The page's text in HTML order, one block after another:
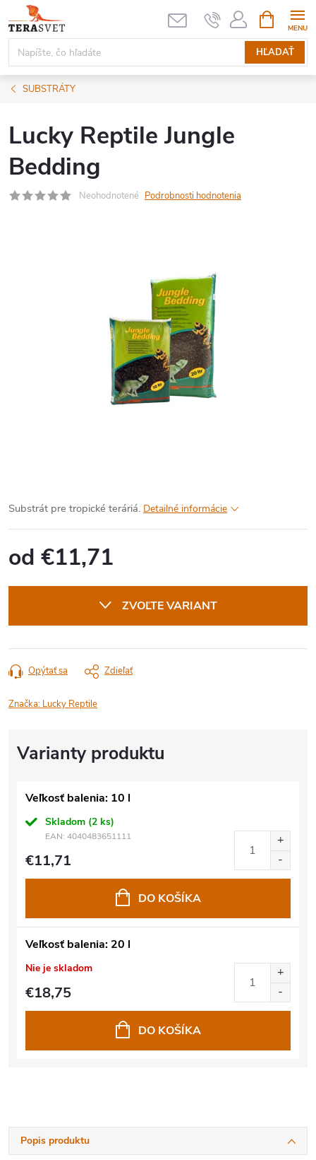
na
obsah
HĽADAŤ
KOŠÍK
SUBSTRÁTY
Lucky Reptile Jungle
Bedding
Neohodnotené Podrobnosti hodnotenia
Substrát pre tropické teráriá. Detailné informácie
od €11,71
ZVOĽTE VARIANT
Opýtať sa Zdieľať
Značka: Lucky Reptile
Veľkosť balenia: 10 l
Skladom (2 ks)
EAN: 4040483651111
€11,71
DO KOŠÍKA
Veľkosť balenia: 20 l
Nie je skladom
€18,75
DO KOŠÍKA
Popis produktu